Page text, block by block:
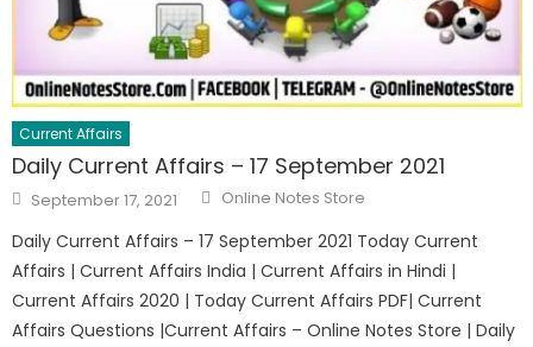
Current Affairs
Daily Current Affairs – 17 September 2021
September 17, 2021 Online Notes Store
Daily Current Affairs – 17 September 2021 Today Current
Affairs | Current Affairs India | Current Affairs in Hindi |
Current Affairs 2020 | Today Current Affairs PDF| Current
Affairs Questions |Current Affairs – Online Notes Store | Daily